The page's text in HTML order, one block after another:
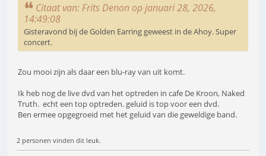
Citaat van: Frits Denon op januari 28, 2026,
14:49:08
Gisteravond bij de Golden Earring geweest in de Ahoy. Super
concert.
Zou mooi zijn als daar een blu-ray van uit komt.
Ik heb nog de live dvd van het optreden in cafe De Kroon, Naked
Truth. echt een top optreden. geluid is top voor een dvd.
Ben ermee opgegroeid met het geluid van die geweldige band.
2 personen vinden dit leuk.